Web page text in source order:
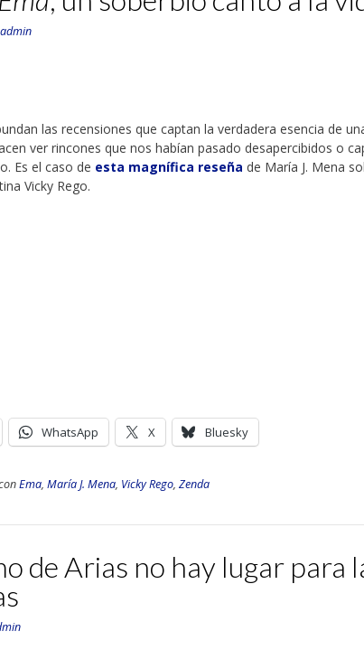
admin
las recensiones que captan la verdadera esencia de
ver rincones que nos habían pasado desapercibidos o
Es el caso de esta magnífica reseña de María J. Mena
Vicky Rego.
WhatsApp X Bluesky
Ema, María J. Mena, Vicky Rego, Zenda
de Arias no hay lugar para